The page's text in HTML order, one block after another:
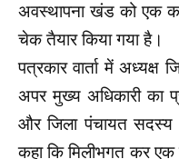
अवस्थापना खंड को एक
चेक तैयार किया गया है।
पत्रकार वार्ता में अध्यक्ष
अपर मुख्य अधिकारी का
और जिला पंचायत सदस्य
कहा कि मिलीभगत कर एक